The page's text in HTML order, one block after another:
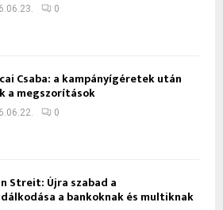
0
Csaba: a kampányígéretek után
a megszorítások
0
Streit: Újra szabad a
a bankoknak és multiknak